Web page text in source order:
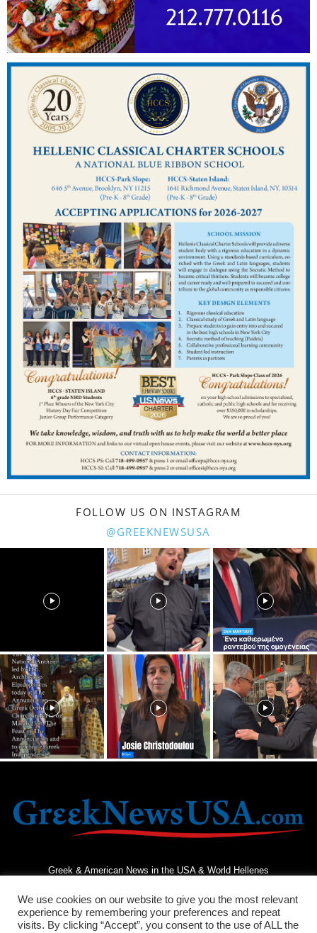
FOLLOW US ON INSTAGRAM
@GREEKNEWSUSA
Greek & American News in the USA & World Hellenes
We use cookies on our website to give you the most relevant
experience by remembering your preferences and repeat
visits. By clicking “Accept”, you consent to the use of ALL the